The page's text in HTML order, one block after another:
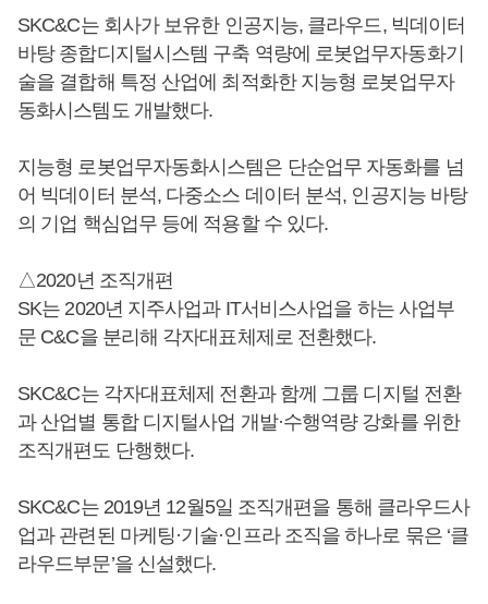
SKC&C는 회사가 보유한 인공지능, 클라우드, 빅데이터
바탕 종합디지털시스템 구축 역량에 로봇업무자동화기
술을 결합해 특정 산업에 최적화한 지능형 로봇업무자
동화시스템도 개발했다.
지능형 로봇업무자동화시스템은 단순업무 자동화를 넘
어 빅데이터 분석, 다중소스 데이터 분석, 인공지능 바탕
의 기업 핵심업무 등에 적용할 수 있다.
△2020년 조직개편
SK는 2020년 지주사업과 IT서비스사업을 하는 사업부
문 C&C을 분리해 각자대표체제로 전환했다.
SKC&C는 각자대표체제 전환과 함께 그룹 디지털 전환
과 산업별 통합 디지털사업 개발·수행역량 강화를 위한
조직개편도 단행했다.
SKC&C는 2019년 12월5일 조직개편을 통해 클라우드사
업과 관련된 마케팅·기술·인프라 조직을 하나로 묶은 ‘클
라우드부문’을 신설했다.